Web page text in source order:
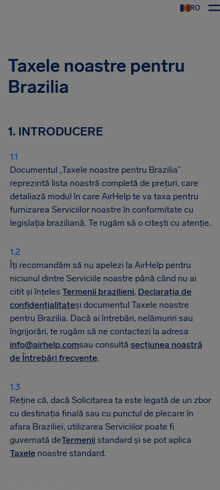
RO
Taxele noastre pentru
Brazilia
1. INTRODUCERE
Documentul „Taxele noastre pentru Brazilia”
reprezintă lista noastră completă de prețuri, care
detaliază modul în care AirHelp te va taxa pentru
furnizarea Serviciilor noastre în conformitate cu
legislația braziliană. Te rugăm să o citești cu atenție.
Îți recomandăm să nu apelezi la AirHelp pentru
niciunul dintre Serviciile noastre până când nu ai
citit și înțeles Termenii brazilieni, Declarația de
confidențialitateși documentul Taxele noastre
pentru Brazilia. Dacă ai întrebări, nelămuriri sau
îngrijorări, te rugăm să ne contactezi la adresa
info@airhelp.comsau consultă secțiunea noastră
de Întrebări frecvente.
Reține că, dacă Solicitarea ta este legată de un zbor
cu destinația finală sau cu punctul de plecare în
afara Braziliei, utilizarea Serviciilor poate fi
guvernată deTermenii standard și se pot aplica
Taxele noastre standard.